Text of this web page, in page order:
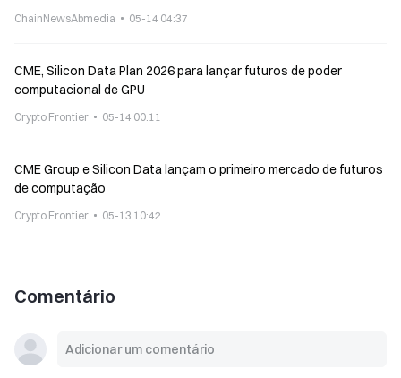
ChainNewsAbmedia 05-14 04:37
CME, Silicon Data Plan 2026 para lançar futuros de poder
computacional de GPU
Crypto Frontier 05-14 00:11
CME Group e Silicon Data lançam o primeiro mercado de futuros
de computação
Crypto Frontier 05-13 10:42
Comentário